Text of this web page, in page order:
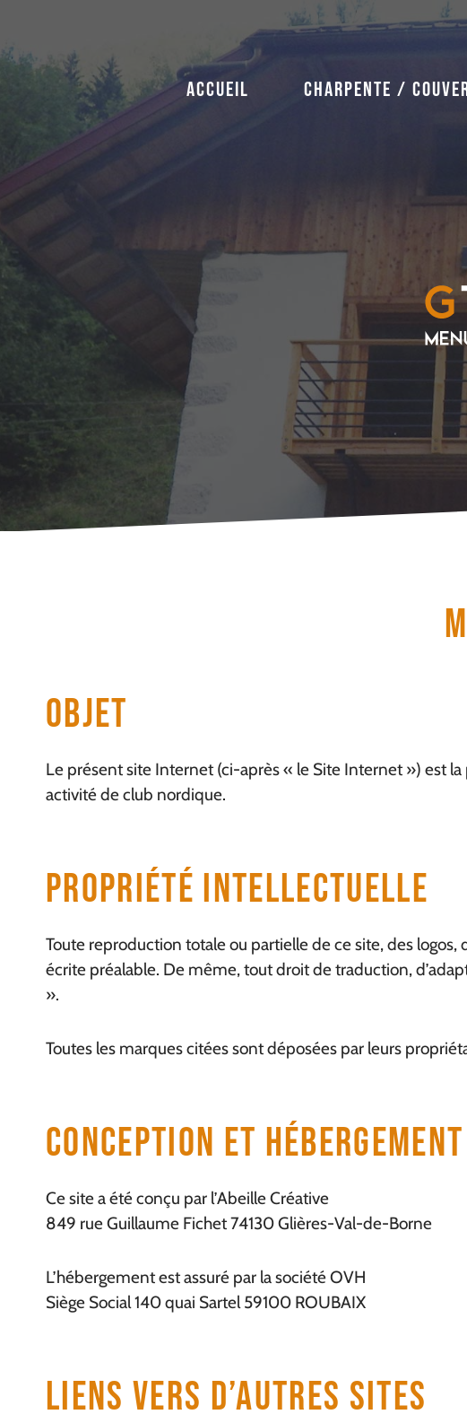
contenu
ACCUEIL CHARPENTE /
Objet
Le présent site Internet (ci-après « le Site Internet ») est
activité de club nordique.
Propriété Intellectuelle
Toute reproduction totale ou partielle de ce site, des
écrite préalable. De même, tout droit de traduction,
».
Toutes les marques citées sont déposées par leurs
Conception Et Hébergement
Ce site a été conçu par l’Abeille Créative
849 rue Guillaume Fichet 74130 Glières-Val-de-Borne
L’hébergement est assuré par la société OVH
Siège Social 140 quai Sartel 59100 ROUBAIX
Liens Vers D’autres Sites